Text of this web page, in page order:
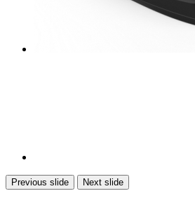
Previous slide Next slide